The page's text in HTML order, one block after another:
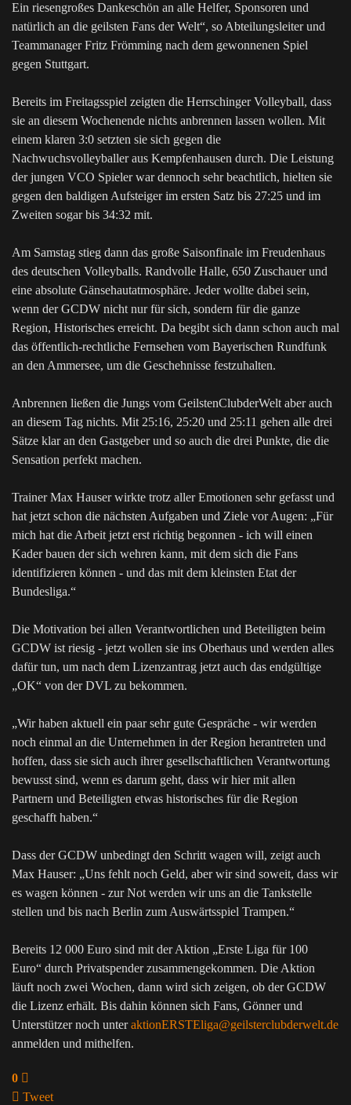
Ein riesengroßes Dankeschön an alle Helfer, Sponsoren und
natürlich an die geilsten Fans der Welt“, so Abteilungsleiter und
Teammanager Fritz Frömming nach dem gewonnenen Spiel
gegen Stuttgart.
Bereits im Freitagsspiel zeigten die Herrschinger Volleyball, dass
sie an diesem Wochenende nichts anbrennen lassen wollen. Mit
einem klaren 3:0 setzten sie sich gegen die
Nachwuchsvolleyballer aus Kempfenhausen durch. Die Leistung
der jungen VCO Spieler war dennoch sehr beachtlich, hielten sie
gegen den baldigen Aufsteiger im ersten Satz bis 27:25 und im
Zweiten sogar bis 34:32 mit.
Am Samstag stieg dann das große Saisonfinale im Freudenhaus
des deutschen Volleyballs. Randvolle Halle, 650 Zuschauer und
eine absolute Gänsehautatmosphäre. Jeder wollte dabei sein,
wenn der GCDW nicht nur für sich, sondern für die ganze
Region, Historisches erreicht. Da begibt sich dann schon auch mal
das öffentlich-rechtliche Fernsehen vom Bayerischen Rundfunk
an den Ammersee, um die Geschehnisse festzuhalten.
Anbrennen ließen die Jungs vom GeilstenClubderWelt aber auch
an diesem Tag nichts. Mit 25:16, 25:20 und 25:11 gehen alle drei
Sätze klar an den Gastgeber und so auch die drei Punkte, die die
Sensation perfekt machen.
Trainer Max Hauser wirkte trotz aller Emotionen sehr gefasst und
hat jetzt schon die nächsten Aufgaben und Ziele vor Augen: „Für
mich hat die Arbeit jetzt erst richtig begonnen - ich will einen
Kader bauen der sich wehren kann, mit dem sich die Fans
identifizieren können - und das mit dem kleinsten Etat der
Bundesliga.“
Die Motivation bei allen Verantwortlichen und Beteiligten beim
GCDW ist riesig - jetzt wollen sie ins Oberhaus und werden alles
dafür tun, um nach dem Lizenzantrag jetzt auch das endgültige
„OK“ von der DVL zu bekommen.
„Wir haben aktuell ein paar sehr gute Gespräche - wir werden
noch einmal an die Unternehmen in der Region herantreten und
hoffen, dass sie sich auch ihrer gesellschaftlichen Verantwortung
bewusst sind, wenn es darum geht, dass wir hier mit allen
Partnern und Beteiligten etwas historisches für die Region
geschafft haben.“
Dass der GCDW unbedingt den Schritt wagen will, zeigt auch
Max Hauser: „Uns fehlt noch Geld, aber wir sind soweit, dass wir
es wagen können - zur Not werden wir uns an die Tankstelle
stellen und bis nach Berlin zum Auswärtsspiel Trampen.“
Bereits 12 000 Euro sind mit der Aktion „Erste Liga für 100
Euro“ durch Privatspender zusammengekommen. Die Aktion
läuft noch zwei Wochen, dann wird sich zeigen, ob der GCDW
die Lizenz erhält. Bis dahin können sich Fans, Gönner und
Unterstützer noch unteraktionERSTEliga@geilsterclubderwelt.de
anmelden und mithelfen.
0
Tweet